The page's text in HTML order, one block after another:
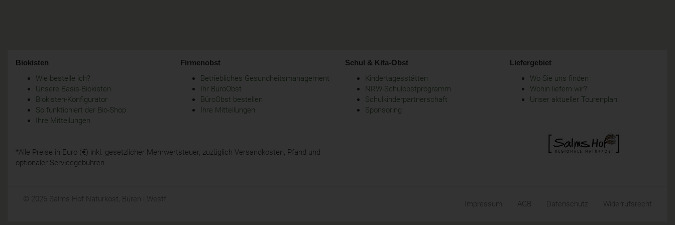
Biokisten
Wie bestelle ich?
Unsere Basis-Biokisten
Biokisten-Konfigurator
So funktioniert der Bio-Shop
Ihre Mitteilungen
Firmenobst
Betriebliches Gesundheitsmanagement
Ihr BüroObst
BüroObst bestellen
Ihre Mitteilungen
Schul & Kita-Obst
Kindertagesstätten
NRW-Schulobstprogramm
Schulkinderpartnerschaft
Sponsoring
Liefergebiet
Wo Sie uns finden
Wohin liefern wir?
Unser aktueller Tourenplan
*Alle Preise in Euro (€) inkl. gesetzlicher Mehrwertsteuer, zuzüglich Versandkosten, Pfand und
optionaler Servicegebühren.
© 2026 Salms Hof Naturkost, Büren i.Westf.
Impressum AGB Datenschutz Widerrufsrecht